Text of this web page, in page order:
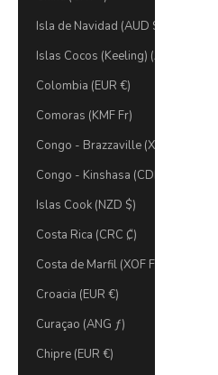
Isla de Navidad (AUD $)
Islas Cocos (Keeling) (AUD $)
Colombia (EUR €)
Comoras (KMF Fr)
Congo - Brazzaville (XAF CFA)
Congo - Kinshasa (CDF Fr)
Islas Cook (NZD $)
Costa Rica (CRC ₡)
Costa de Marfil (XOF Fr)
Croacia (EUR €)
Curaçao (ANG ƒ)
Chipre (EUR €)